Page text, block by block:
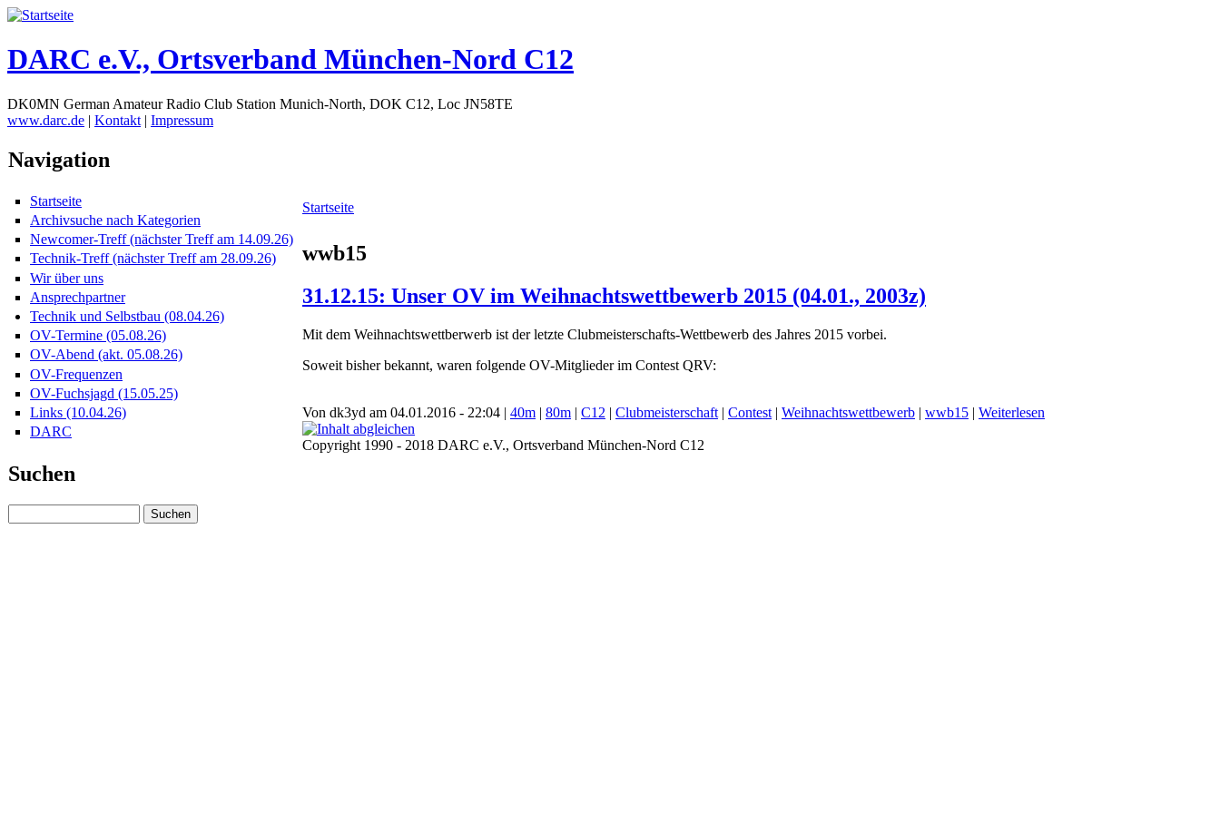
DARC e.V., Ortsverband München-Nord C12
DK0MN German Amateur Radio Club Station Munich-North, DOK C12, Loc JN58TE
www.darc.de | Kontakt | Impressum
Navigation
Startseite
Archivsuche nach Kategorien
Newcomer-Treff (nächster Treff am 14.09.26)
Technik-Treff (nächster Treff am 28.09.26)
Wir über uns
Ansprechpartner
Technik und Selbstbau (08.04.26)
OV-Termine (05.08.26)
OV-Abend (akt. 05.08.26)
OV-Frequenzen
OV-Fuchsjagd (15.05.25)
Links (10.04.26)
DARC
Suchen
Startseite
wwb15
31.12.15: Unser OV im Weihnachtswettbewerb 2015 (04.01., 2003z)
Mit dem Weihnachtswettberwerb ist der letzte Clubmeisterschafts-Wettbewerb des Jahres 2015 vorbei.
Soweit bisher bekannt, waren folgende OV-Mitglieder im Contest QRV:
Von dk3yd am 04.01.2016 - 22:04 | 40m | 80m | C12 | Clubmeisterschaft | Contest | Weihnachtswettbewerb | wwb15 | Weiterlesen
Copyright 1990 - 2018 DARC e.V., Ortsverband München-Nord C12